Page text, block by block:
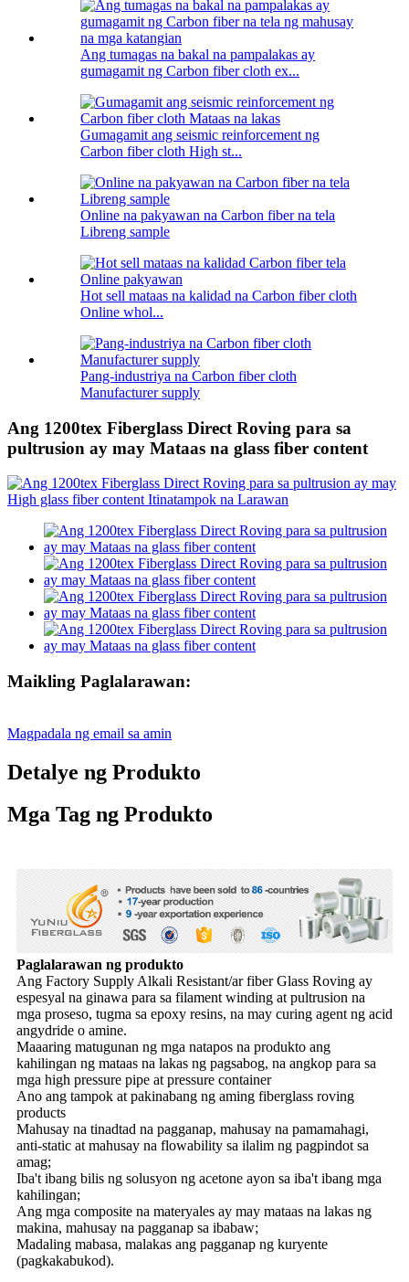
Ang tumagas na bakal na pampalakas ay
gumagamit ng Carbon fiber cloth ex...
Gumagamit ang seismic reinforcement ng
Carbon fiber cloth High st...
Online na pakyawan na Carbon fiber na tela
Libreng sample
Hot sell mataas na kalidad na Carbon fiber cloth
Online whol...
Pang-industriya na Carbon fiber cloth
Manufacturer supply
Ang 1200tex Fiberglass Direct Roving para sa
pultrusion ay may Mataas na glass fiber content
Maikling Paglalarawan:
Magpadala ng email sa amin
Detalye ng Produkto
Mga Tag ng Produkto
Paglalarawan ng produkto
Ang Factory Supply Alkali Resistant/ar fiber Glass Roving ay
espesyal na ginawa para sa filament winding at pultrusion na
mga proseso, tugma sa epoxy resins, na may curing agent ng acid
angydride o amine.
Maaaring matugunan ng mga natapos na produkto ang
kahilingan ng mataas na lakas ng pagsabog, na angkop para sa
mga high pressure pipe at pressure container
Ano ang tampok at pakinabang ng aming fiberglass roving
products
Mahusay na tinadtad na pagganap, mahusay na pamamahagi,
anti-static at mahusay na flowability sa ilalim ng pagpindot sa
amag;
Iba't ibang bilis ng solusyon ng acetone ayon sa iba't ibang mga
kahilingan;
Ang mga composite na materyales ay may mataas na lakas ng
makina, mahusay na pagganap sa ibabaw;
Madaling mabasa, malakas ang pagganap ng kuryente
(pagkakabukod).